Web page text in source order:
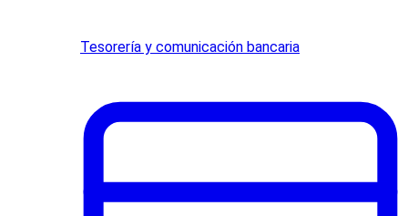
Tesorería y comunicación bancaria